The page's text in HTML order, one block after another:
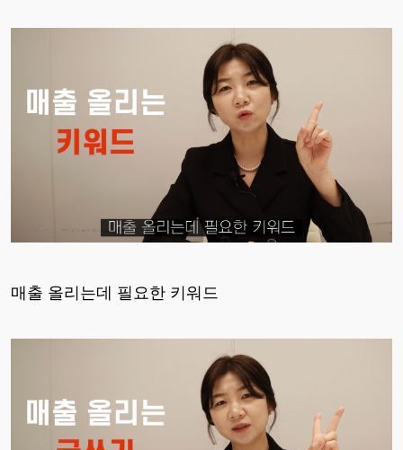
매출 올리는데 필요한 키워드